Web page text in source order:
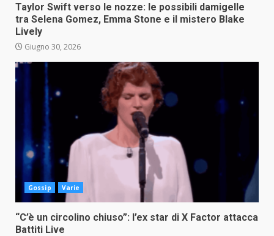
Taylor Swift verso le nozze: le possibili damigelle
tra Selena Gomez, Emma Stone e il mistero Blake
Lively
Giugno 30, 2026
Gossip Varie
“C’è un circolino chiuso”: l’ex star di X Factor attacca
Battiti Live